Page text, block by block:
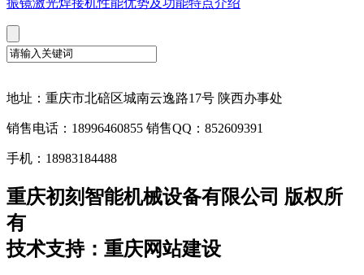
地址：重庆市北碚区城南云逸路17号 陕西办事处
销售电话：18996460855 销售QQ：852609391
手机：18983184488
重庆初刻智能机械设备有限公司 版权所
有
技术支持：重庆网站建设